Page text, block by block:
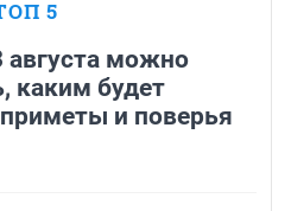
5
августа можно
каким будет
и поверья